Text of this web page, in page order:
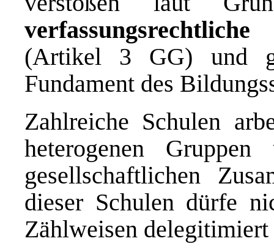
(Artikel 3 GG) und
Fundament des
Zahlreiche Schulen
heterogenen
gesellschaftlichen
dieser Schulen dürfe
Zählweisen delegitimiert